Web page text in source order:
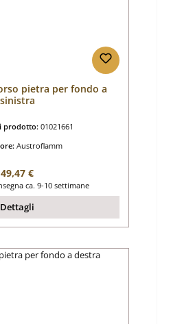
pietra per fondo a
sinistra
prodotto: 01021661
Austroflamm
Prezzo normale:
49,47 €
ca. 9-10 settimane
Dettagli